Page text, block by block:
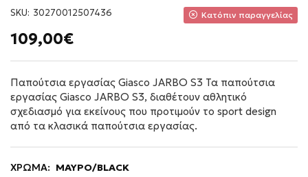
SKU: 30270012507436 Κατόπιν παραγγελίας
109,00€
Παπούτσια εργασίας Giasco JARBO S3 Τα παπούτσια
εργασίας Giasco JARBO S3, διαθέτουν αθλητικό
σχεδιασμό για εκείνους που προτιμούν το sport design
από τα κλασικά παπούτσια εργασίας.
ΧΡΩΜΑ: ΜΑΥΡΟ/BLACK